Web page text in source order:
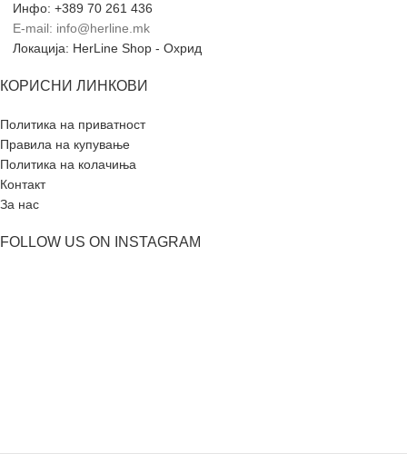
Инфо: +389 70 261 436
E-mail: info@herline.mk
Локација: HerLine Shop - Охрид
КОРИСНИ ЛИНКОВИ
Политика на приватност
Правила на купување
Политика на колачиња
Контакт
За нас
FOLLOW US ON INSTAGRAM